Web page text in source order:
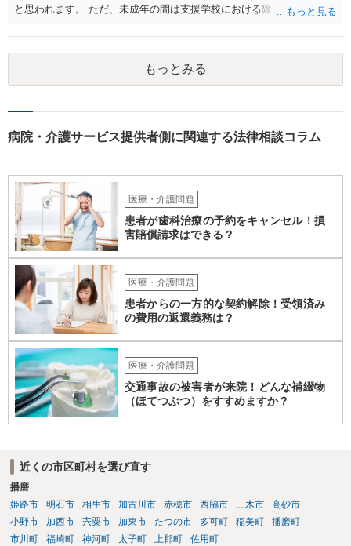
と思われます。 ただ、未成年の間は支援学校における障がい児向けの
かは少し調べてみてはいかがでしょうか。 グループホームは基本的に
要支援者自身が自立して生活する（その責任も負担する）ことを前提
とした支援システムなので、今回のように障がい者による損害や費用
が発生するたびに運営会社が負担するということはシステム的にも経
がよく、むしろ職員を増やして対応するとのことで悪くない対応のグ
あるかどうかですね。 あと、家での生活では出なかった他害行動（暴
力）がでたというお話ですが、それは、現在のグループホームの生活
に対するお子さんのストレスが出ている可能性も高いところです。 な
ので、まだそのグループホームに入って日が浅いなどの場合には、も
う少し様子を見るしかありませんが、時間が経っているのに２度目の
他害行動があったということであれば、問題は思ったより深刻かもし
れません。 いずれにせよ、一度職員の方と暴力が生じた際の事実経緯
を確認し、またその直近に何か変化がなかったかなどのお子さんの障
がい特性に照らした原因分析をしてみると再発防止策が浮かぶかもし
れません。
もっとみる
病院・介護サービス提供者側に関連する法律相談コラム
医療・介護問題
患者が歯科治療の予約をキャンセル！損
害賠償請求はできる？
医療・介護問題
患者からの一方的な契約解除！受領済み
の費用の返還義務は？
医療・介護問題
交通事故の被害者が来院！どんな補綴物
（ほてつぶつ）をすすめますか？
近くの市区町村を選び直す
播磨
姫路市
明石市 相生市 加古川市 赤穂市 西脇市 三木市
高砂市
小野市
加西市 宍粟市 加東市 たつの市 多可町 稲美町
播磨町
市川町
福崎町 神河町 太子町 上郡町 佐用町